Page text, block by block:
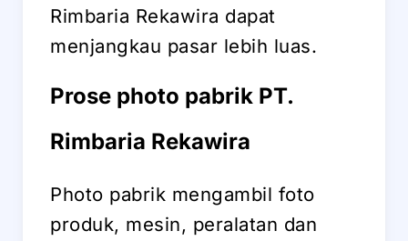
Rimbaria Rekawira dapat
menjangkau pasar lebih luas.
Prose photo pabrik PT.
Rimbaria Rekawira
Photo pabrik mengambil foto
produk, mesin, peralatan dan